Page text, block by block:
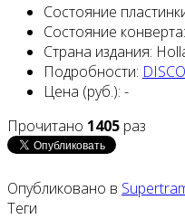
Состояние
Состояние конверта:
Страна издания:
Подробности:
Цена (руб.): -
Прочитано 1405 раз
Опубликовано в
Теги